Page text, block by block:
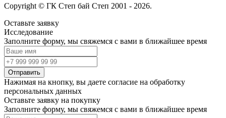
Copyright © ГК Степ бай Степ 2001 - 2026.
Оставьте заявку
Исследование
Заполните форму, мы свяжемся с вами в ближайшее время
Отправить
Нажимая на кнопку, вы даете согласие на обработку
персональных данных
Оставьте заявку на покупку
Заполните форму, мы свяжемся с вами в ближайшее время